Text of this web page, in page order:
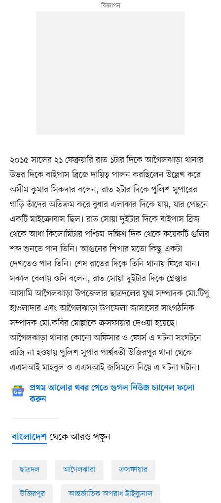
২০১৫ সালের ২১ ফেব্রুয়ারি রাত ১টার দিকে আগৈলঝাড়া থানার
উত্তর দিকে বাইপাস ব্রিজে দায়িত্ব পালন করছিলেন উল্লেখ করে
অসীম কুমার সিকদার বলেন, রাত ২টার দিকে পুলিশ সুপারের
গাড়ি তাঁদের অতিক্রম করে বুধার এলাকার দিকে যায়, যার পেছনে
একটি মাইক্রোবাস ছিল। রাত সোয়া দুইটার দিকে বাইপাস ব্রিজ
থেকে আধা কিলোমিটার পশ্চিম-দক্ষিণ দিক থেকে কয়েকটি গুলির
শব্দ শুনতে পান তিনি। আগুনের শিখার মতো কিছু একটা
দেখতেও পান তিনি। শেষ রাতের দিকে তিনি থানায় ফিরে যান।
সকাল বেলায় ওসি বলেন, রাত সোয়া দুইটার দিকে গ্রেপ্তার
আসামি আগৈলঝাড়া উপজেলার ছাত্রদলের যুগ্ম সম্পাদক মো.টিপু
হাওলাদার এবং আগৈলঝাড়া উপজেলা জাসাসের সাংগঠনিক
সম্পাদক মো.কবির মোল্লাকে ক্রসফায়ার দেওয়া হয়েছে।
আগৈলঝাড়া থানার কোনো অফিসার ও ফোর্স এ ঘটনা সংঘটনে
রাজি না হওয়ায় পুলিশ সুপার পার্শ্ববর্তী উজিরপুর থানা থেকে
এএসআই মাহবুল ও এএসআই জসিমকে নিয়ে এ ঘটনা ঘটান।
প্রথম আলোর খবর পেতে গুগল নিউজ চ্যানেল ফলো
করুন
বাংলাদেশথেকে আরও পড়ুন
ছাত্রদল আগৈলঝারা ক্রসফায়ার
উজিরপুর আন্তর্জাতিক অপরাধ ট্রাইব্যুনাল